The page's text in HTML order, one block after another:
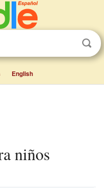
English
niños